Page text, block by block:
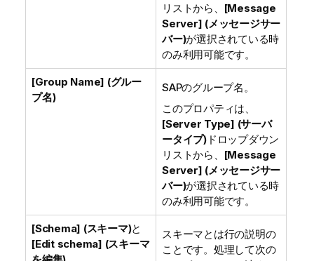
リストから、 [Message
Server] (メッセージサー
バー)が選択されている時
のみ利用可能です。
[Group Name] (グルー
プ名)
SAPのグループ名。
このプロパティは、
[Server Type] (サーバ
ータイプ)ドロップダウン
リストから、 [Message
Server] (メッセージサー
バー)が選択されている時
のみ利用可能です。
[Schema] (スキーマ)と
[Edit schema] (スキーマ
スキーマとは行の説明の
ことです。処理して次の